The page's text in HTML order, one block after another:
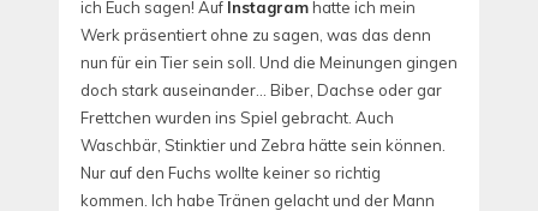
ich Euch sagen! Auf Instagramhatte ich mein
Werk präsentiert ohne zu sagen, was das denn
nun für ein Tier sein soll. Und die Meinungen gingen
doch stark auseinander… Biber, Dachse oder gar
Frettchen wurden ins Spiel gebracht. Auch
Waschbär, Stinktier und Zebra hätte sein können.
Nur auf den Fuchs wollte keiner so richtig
kommen. Ich habe Tränen gelacht und der Mann